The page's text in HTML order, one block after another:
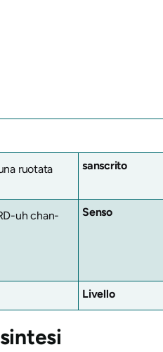
ruotata sanscrito
uh chan-
Senso
Livello